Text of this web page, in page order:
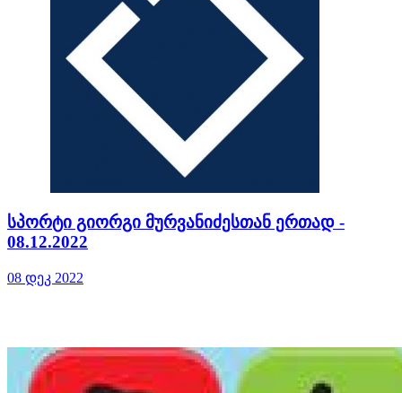
სპორტი გიორგი მურვანიძესთან ერთად -
08.12.2022
08 დეკ 2022